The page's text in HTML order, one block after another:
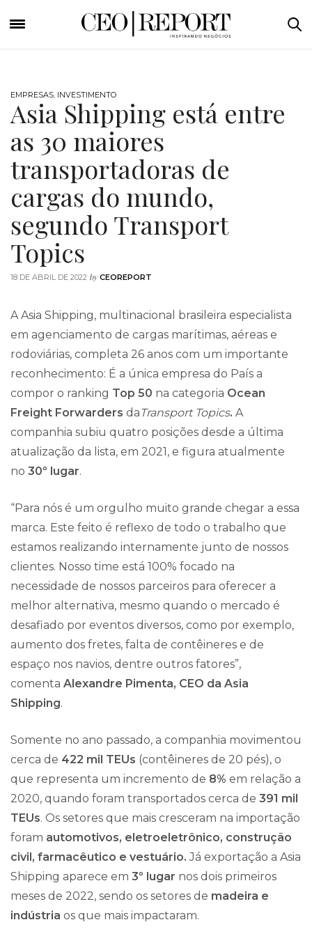
EMPRESAS, INVESTIMENTO
Asia Shipping está entre
as 30 maiores
transportadoras de
cargas do mundo,
segundo Transport
Topics
18 DE ABRIL DE 2022 by CEOREPORT
A Asia Shipping, multinacional brasileira especialista
em agenciamento de cargas marítimas, aéreas e
rodoviárias, completa 26 anos com um importante
reconhecimento: É a única empresa do País a
compor o ranking Top 50 na categoria Ocean
Freight Forwarders daTransport Topics. A
companhia subiu quatro posições desde a última
atualização da lista, em 2021, e figura atualmente
no 30º lugar.
“Para nós é um orgulho muito grande chegar a essa
marca. Este feito é reflexo de todo o trabalho que
estamos realizando internamente junto de nossos
clientes. Nosso time está 100% focado na
necessidade de nossos parceiros para oferecer a
melhor alternativa, mesmo quando o mercado é
desafiado por eventos diversos, como por exemplo,
aumento dos fretes, falta de contêineres e de
espaço nos navios, dentre outros fatores”,
comenta Alexandre Pimenta, CEO da Asia
Shipping.
Somente no ano passado, a companhia movimentou
cerca de 422 mil TEUs (contêineres de 20 pés), o
que representa um incremento de 8% em relação a
2020, quando foram transportados cerca de 391 mil
TEUs. Os setores que mais cresceram na importação
foram automotivos, eletroeletrônico, construção
civil, farmacêutico e vestuário.Já exportação a Asia
Shipping aparece em 3º lugar nos dois primeiros
meses de 2022, sendo os setores de madeira e
indústria os que mais impactaram.